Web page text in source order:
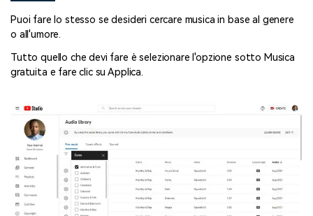
Puoi fare lo stesso se desideri cercare musica in base al genere
o all'umore.
Tutto quello che devi fare è selezionare l'opzione sotto Musica
gratuita e fare clic su Applica.